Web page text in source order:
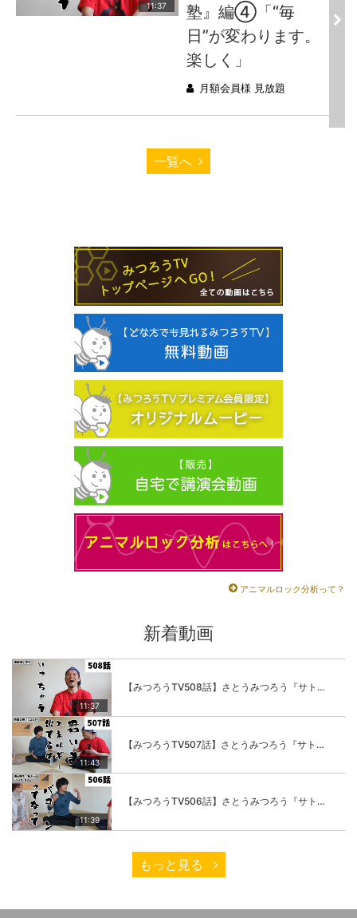
11:37
塾』編④「“毎
日”が変わります。
楽しく」
月額会員様 見放題
一覧へ
アニマルロック分析って？
新着動画
11:37
【みつろうTV508話】さとうみつろう『サトレル男塾』編④「“毎日”が変わります。楽しく」
11:43
【みつろうTV507話】さとうみつろう『サトレル男塾』編③「快楽は“自分のカラダの内側”にしかない」
11:39
【みつろうTV506話】さとうみつろう『サトレル男塾』編②「不思議な棒をお尻に…」
もっと見る